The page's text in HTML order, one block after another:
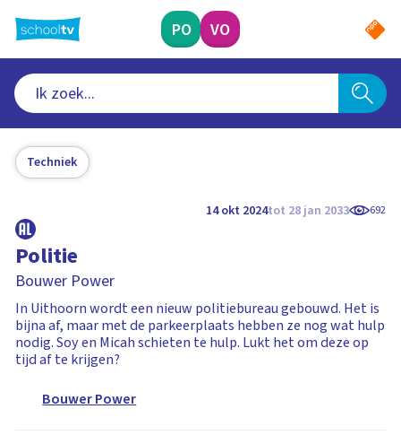
naar
hoofdinhoud
PO VO
Techniek
14 okt 2024tot 28 jan 2033 692
Politie
Bouwer Power
In Uithoorn wordt een nieuw politiebureau gebouwd. Het is
bijna af, maar met de parkeerplaats hebben ze nog wat hulp
nodig. Soy en Micah schieten te hulp. Lukt het om deze op
tijd af te krijgen?
Bouwer Power